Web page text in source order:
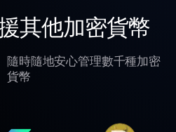
其他加密貨幣
隨時隨地安心管理數千種加密
貨幣